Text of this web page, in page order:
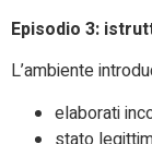
Episodio 3:
L’ambiente
elaborati